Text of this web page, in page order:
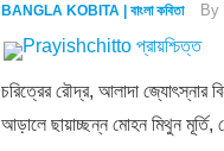
BANGLA KOBITA | বাংলা কবিতা By
চরিত্রের রৌদ্র, আলাদা জ্যোৎস্নার
আড়ালে ছায়াচ্ছন্ন মোহন মিথুন মূর্তি,